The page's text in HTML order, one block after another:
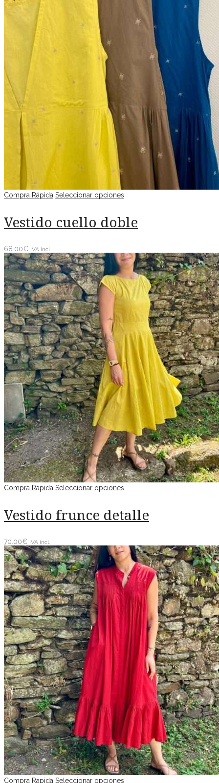
Compra Rápida Seleccionar opciones
Vestido cuello doble
68.00€ IVA incl.
Compra Rápida Seleccionar opciones
Vestido frunce detalle
70.00€ IVA incl.
Compra Rápida Seleccionar opciones